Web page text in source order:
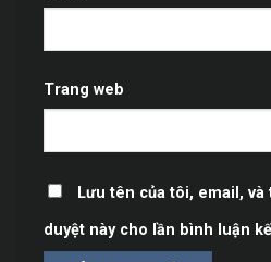
Trang web
Lưu tên của tôi, email,
duyệt này cho lần bình luận